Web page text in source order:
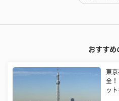
おすすめ
東
全！
ッ